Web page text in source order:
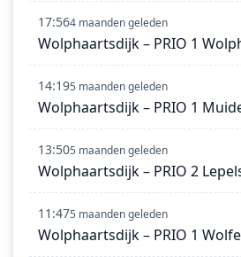
17:564 maanden geleden
Wolphaartsdijk – PRIO 1
14:195 maanden geleden
Wolphaartsdijk – PRIO 1
13:505 maanden geleden
Wolphaartsdijk – PRIO 2
11:475 maanden geleden
Wolphaartsdijk – PRIO 1